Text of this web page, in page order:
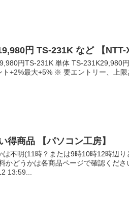
円 TS-231K など 【NTT-
円TS-231K 単体 TS-231K29,980
+2%最大+5% ※ 要エントリー、上限
得商品 【パソコン工房】
不明(11時？または9時10時12時辺
かどうかは各商品ページで確認くだ
13:59...